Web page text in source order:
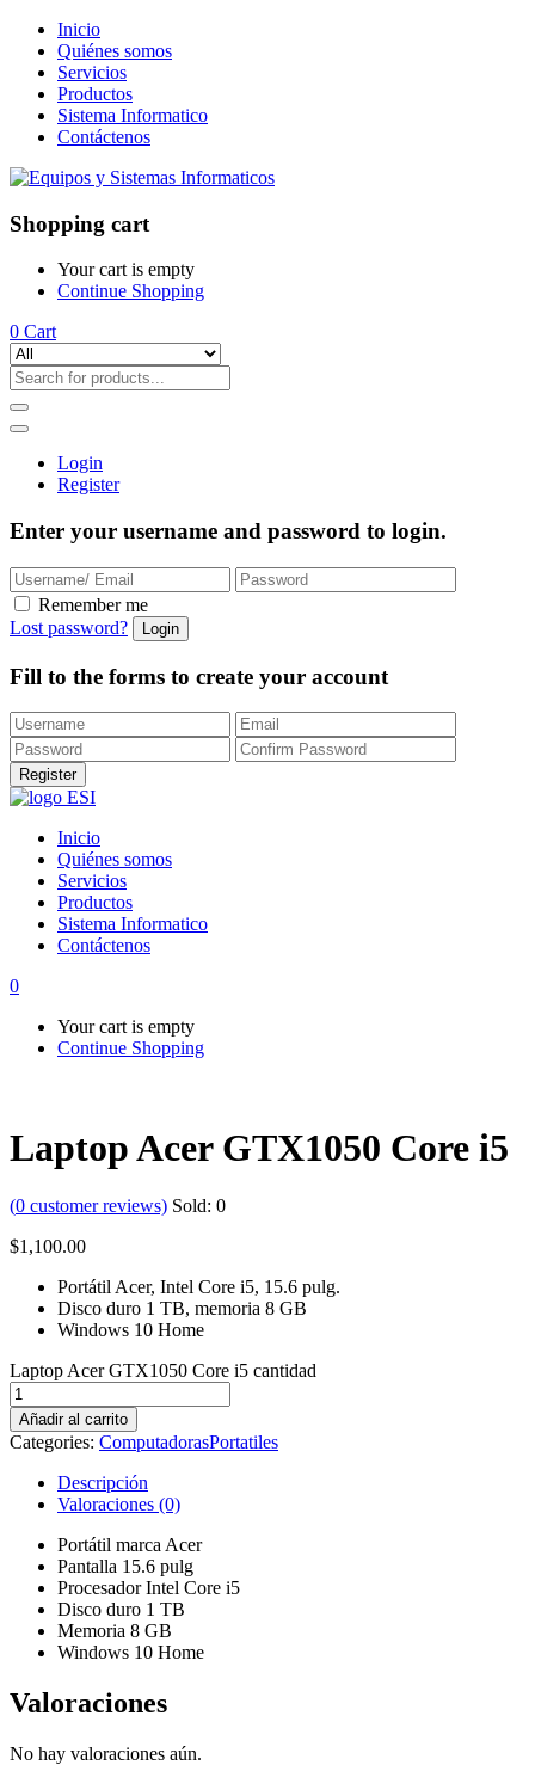
Inicio
Quiénes somos
Servicios
Productos
Sistema Informatico
Contáctenos
Shopping cart
Your cart is empty
Continue Shopping
0 Cart
Login
Register
Enter your username and password to login.
Remember me
Lost password?
Fill to the forms to create your account
Inicio
Quiénes somos
Servicios
Productos
Sistema Informatico
Contáctenos
0
Your cart is empty
Continue Shopping
Laptop Acer GTX1050 Core i5
(0 customer reviews) Sold: 0
$1,100.00
Portátil Acer, Intel Core i5, 15.6 pulg.
Disco duro 1 TB, memoria 8 GB
Windows 10 Home
Laptop Acer GTX1050 Core i5 cantidad
Añadir al carrito
Categories: ComputadorasPortatiles
Descripción
Valoraciones (0)
Portátil marca Acer
Pantalla 15.6 pulg
Procesador Intel Core i5
Disco duro 1 TB
Memoria 8 GB
Windows 10 Home
Valoraciones
No hay valoraciones aún.